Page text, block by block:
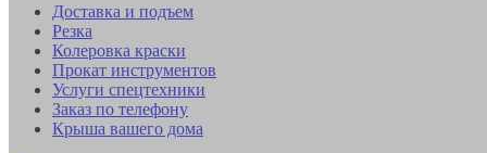
Доставка и подъем
Резка
Колеровка краски
Прокат инструментов
Услуги спецтехники
Заказ по телефону
Крыша вашего дома